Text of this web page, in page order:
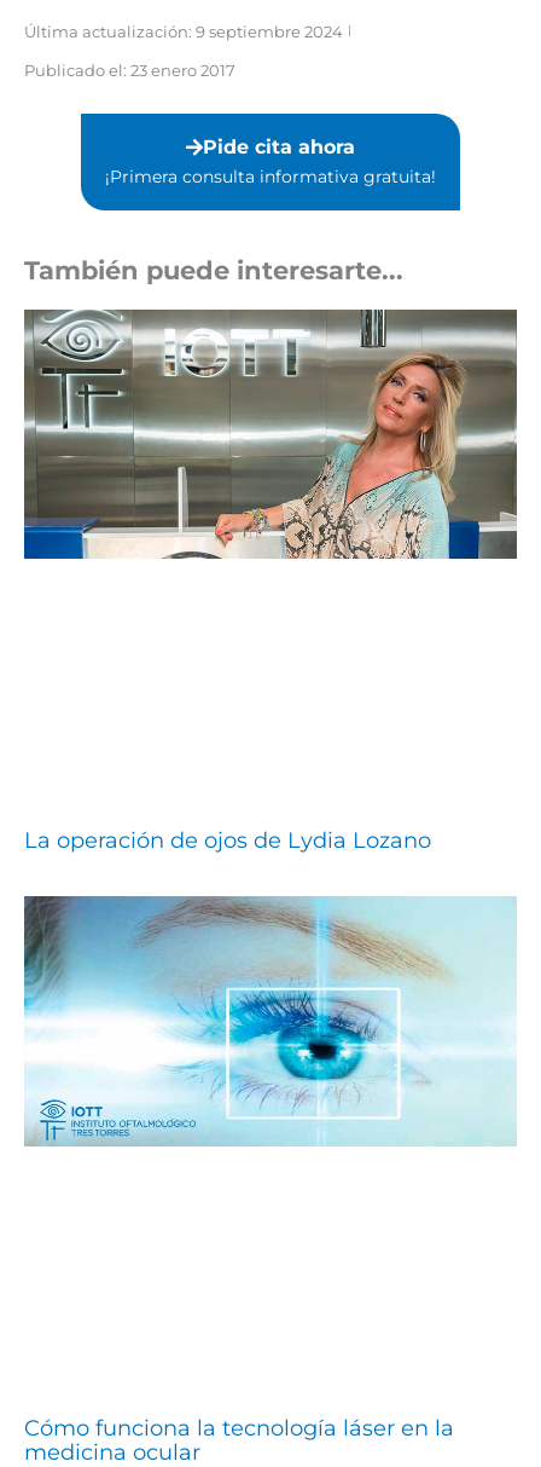
Última actualización: 9 septiembre 2024
Publicado el: 23 enero 2017
Pide cita ahora
¡Primera consulta informativa gratuita!⁣
También puede interesarte...
La operación de ojos de Lydia Lozano
Cómo funciona la tecnología láser en la
medicina ocular